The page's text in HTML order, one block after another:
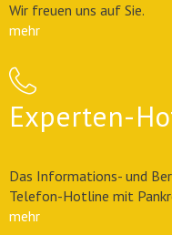
Wir freuen uns auf Sie.
mehr
Experten-
Das Informations- und
Telefon-Hotline mit
mehr